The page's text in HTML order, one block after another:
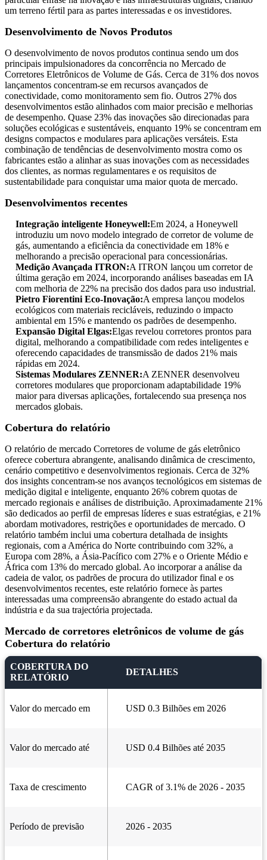
um terreno fértil para as partes interessadas e os investidores.
Desenvolvimento de Novos Produtos
O desenvolvimento de novos produtos continua sendo um dos
principais impulsionadores da concorrência no Mercado de
Corretores Eletrônicos de Volume de Gás. Cerca de 31% dos novos
lançamentos concentram-se em recursos avançados de
conectividade, como monitoramento sem fio. Outros 27% dos
desenvolvimentos estão alinhados com maior precisão e melhorias
de desempenho. Quase 23% das inovações são direcionadas para
soluções ecológicas e sustentáveis, enquanto 19% se concentram em
designs compactos e modulares para aplicações versáteis. Esta
combinação de tendências de desenvolvimento mostra como os
fabricantes estão a alinhar as suas inovações com as necessidades
dos clientes, as normas regulamentares e os requisitos de
sustentabilidade para conquistar uma maior quota de mercado.
Desenvolvimentos recentes
Integração inteligente Honeywell:Em 2024, a Honeywell
introduziu um novo modelo integrado de corretor de volume de
gás, aumentando a eficiência da conectividade em 18% e
melhorando a precisão operacional para concessionárias.
Medição Avançada ITRON:A ITRON lançou um corretor de
última geração em 2024, incorporando análises baseadas em IA
com melhoria de 22% na precisão dos dados para uso industrial.
Pietro Fiorentini Eco-Inovação:A empresa lançou modelos
ecológicos com materiais recicláveis, reduzindo o impacto
ambiental em 15% e mantendo os padrões de desempenho.
Expansão Digital Elgas:Elgas revelou corretores prontos para
digital, melhorando a compatibilidade com redes inteligentes e
oferecendo capacidades de transmissão de dados 21% mais
rápidas em 2024.
Sistemas Modulares ZENNER:A ZENNER desenvolveu
corretores modulares que proporcionam adaptabilidade 19%
maior para diversas aplicações, fortalecendo sua presença nos
mercados globais.
Cobertura do relatório
O relatório de mercado Corretores de volume de gás eletrônico
oferece cobertura abrangente, analisando dinâmica de crescimento,
cenário competitivo e desenvolvimentos regionais. Cerca de 32%
dos insights concentram-se nos avanços tecnológicos em sistemas de
medição digital e inteligente, enquanto 26% cobrem quotas de
mercado regionais e análises de distribuição. Aproximadamente 21%
são dedicados ao perfil de empresas líderes e suas estratégias, e 21%
abordam motivadores, restrições e oportunidades de mercado. O
relatório também inclui uma cobertura detalhada de insights
regionais, com a América do Norte contribuindo com 32%, a
Europa com 28%, a Ásia-Pacífico com 27% e o Oriente Médio e
África com 13% do mercado global. Ao incorporar a análise da
cadeia de valor, os padrões de procura do utilizador final e os
desenvolvimentos recentes, este relatório fornece às partes
interessadas uma compreensão abrangente do estado actual da
indústria e da sua trajectória projectada.
Mercado de corretores eletrônicos de volume de gás
Cobertura do relatório
COBERTURA DO
RELATÓRIO
DETALHES
Valor do mercado em USD 0.3 Bilhões em 2026
Valor do mercado até USD 0.4 Bilhões até 2035
Taxa de crescimento CAGR of 3.1% de 2026 - 2035
Período de previsão 2026 - 2035